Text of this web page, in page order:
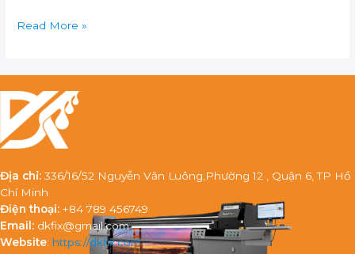
Lưng
Read More »
Địa chỉ: 336/16/52 Nguyễn Văn Luông,Phường 12 , Quận 6, TP Hồ
Chí Minh
Điện thoại: +84 789 456749
Email: dkfix@gmail.com
Website: https://dkfix.com